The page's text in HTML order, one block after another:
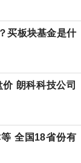
买板块基金是什
朗科科技公司
全国18省份有